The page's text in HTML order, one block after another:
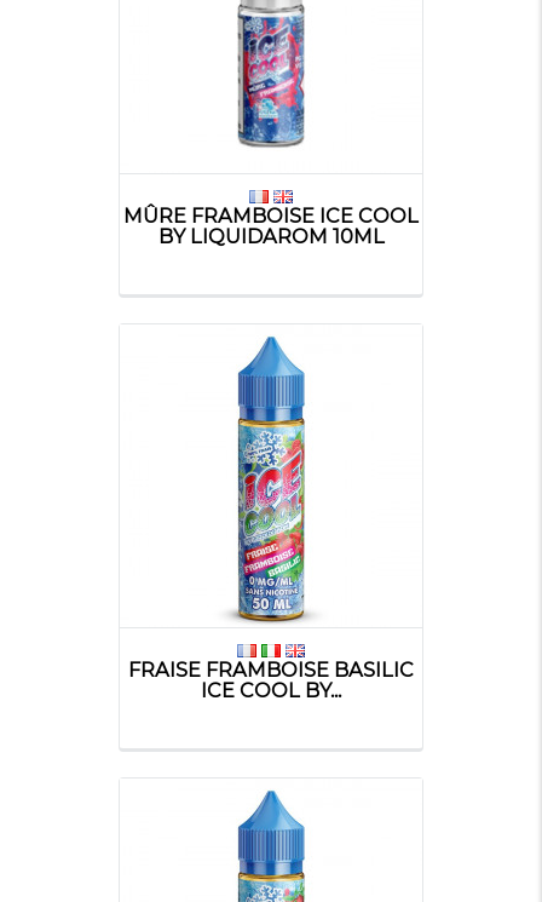
MÛRE FRAMBOISE ICE COOL
BY LIQUIDAROM 10ML
FRAISE FRAMBOISE BASILIC
ICE COOL BY...